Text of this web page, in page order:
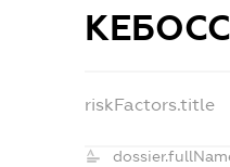
КЕБОСС
riskFactors.title